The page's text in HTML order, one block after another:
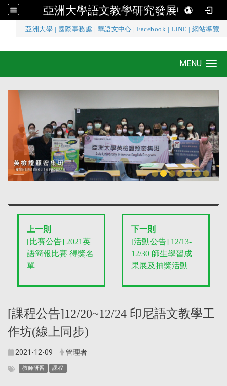
亞洲大學語文教學研究發展中心
亞洲大學 國際事務處 華語文中心 |Facebook LINE |網站導覽
亞洲大學語文教學研究發展中心
MENU
上一則
[比賽公告] 2021英
語簡報比賽 得獎名
單
下一則
[活動公告] 12/13-
12/30 師生學習成
果展及抽獎活動
[課程公告]12/20~12/24 印尼語文教學工
作坊(線上同步)
2021-12-09 管理者
教師研習 課程